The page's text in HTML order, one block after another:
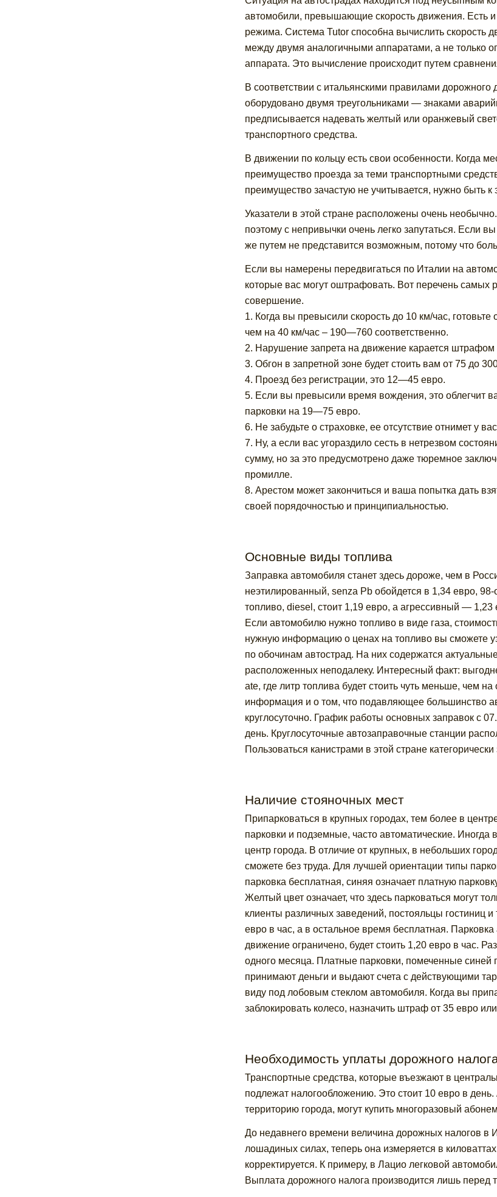
автомобили, превышающие скорость движения. Есть
режима. Система Tutor способна вычислить скорость
между двумя аналогичными аппаратами, а не только
аппарата. Это вычисление происходит путем
В соответствии с итальянскими правилами
оборудовано двумя треугольниками — знаками
предписывается надевать желтый или оранжевый
транспортного средства.
В движении по кольцу есть свои особенности. Когда
преимущество проезда за теми транспортными
преимущество зачастую не учитывается, нужно быть к
Указатели в этой стране расположены очень
поэтому с непривычки очень легко запутаться. Если
же путем не представится возможным, потому что
Если вы намерены передвигаться по Италии на
которые вас могут оштрафовать. Вот перечень
совершение.
1. Когда вы превысили скорость до 10 км/час,
чем на 40 км/час – 190—760 соответственно.
2. Нарушение запрета на движение карается
3. Обгон в запретной зоне будет стоить вам от 75 до
4. Проезд без регистрации, это 12—45 евро.
5. Если вы превысили время вождения, это
парковки на 19—75 евро.
6. Не забудьте о страховке, ее отсутствие отнимет у
7. Ну, а если вас угораздило сесть в нетрезвом
сумму, но за это предусмотрено даже тюремное
промилле.
8. Арестом может закончиться и ваша попытка дать
своей порядочностью и принципиальностью.
Основные виды топлива
Заправка автомобиля станет здесь дороже, чем в
неэтилированный, senza Pb обойдется в 1,34 евро,
топливо, diesel, стоит 1,19 евро, а агрессивный — 1,23
Если автомобилю нужно топливо в виде газа,
нужную информацию о ценах на топливо вы сможете
по обочинам автострад. На них содержатся
расположенных неподалеку. Интересный факт:
ate, где литр топлива будет стоить чуть меньше, чем
информация и о том, что подавляющее большинство
круглосуточно. График работы основных заправок с
день. Круглосуточные автозаправочные станции
Пользоваться канистрами в этой стране
Наличие стояночных мест
Припарковаться в крупных городах, тем более в
парковки и подземные, часто автоматические. Иногда
центр города. В отличие от крупных, в небольших
сможете без труда. Для лучшей ориентации типы
парковка бесплатная, синяя означает платную
Желтый цвет означает, что здесь парковаться могут
клиенты различных заведений, постояльцы гостиниц
евро в час, а в остальное время бесплатная.
движение ограничено, будет стоить 1,20 евро в час.
одного месяца. Платные парковки, помеченные
принимают деньги и выдают счета с действующими
виду под лобовым стеклом автомобиля. Когда вы
заблокировать колесо, назначить штраф от 35 евро
Необходимость уплаты дорожного
Транспортные средства, которые въезжают в
подлежат налогообложению. Это стоит 10 евро в
территорию города, могут купить многоразовый
До недавнего времени величина дорожных налогов в
лошадиных силах, теперь она измеряется в
корректируется. К примеру, в Лацио легковой
Выплата дорожного налога производится лишь перед